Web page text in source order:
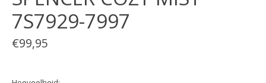
7S7929-7997
€99,95